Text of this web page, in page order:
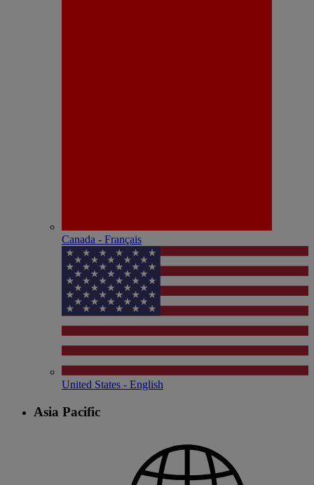
Canada - Français
United States - English
Asia Pacific